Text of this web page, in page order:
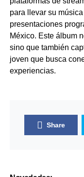
para llevar su
presentaciones
México. Este álbum
sino que también
joven que busca
experiencias.
Share